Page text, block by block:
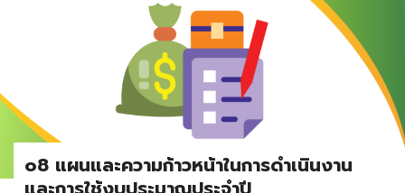
o8 แผนและความก้าวหน้าในการดำเนินงาน